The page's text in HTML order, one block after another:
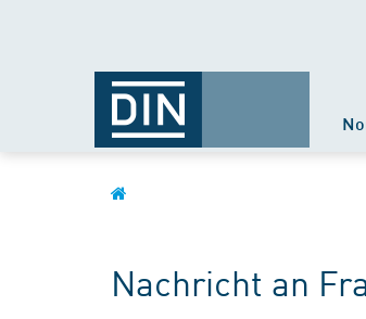
Nachricht an